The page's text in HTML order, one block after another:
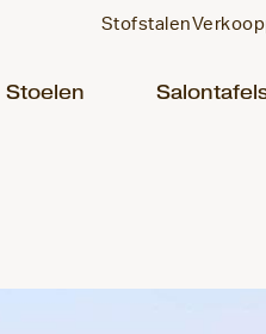
Stofstalen
Stoelen